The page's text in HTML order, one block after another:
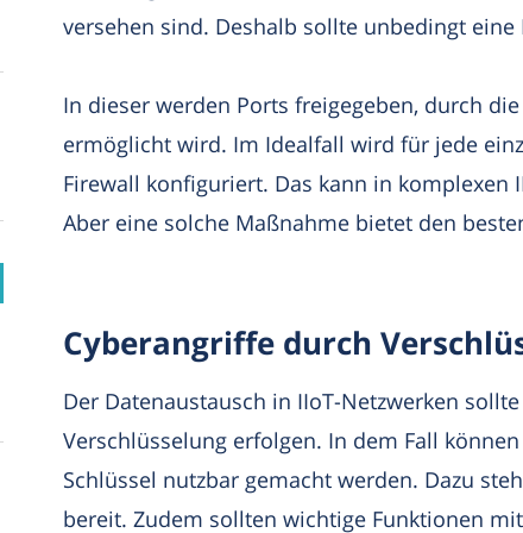
versehen sind. Deshalb sollte unbedingt
In dieser werden Ports freigegeben, durch
ermöglicht wird. Im Idealfall wird für jede
Firewall konfiguriert. Das kann in komplexen
Aber eine solche Maßnahme bietet den
Cyberangriffe durch
Der Datenaustausch in IIoT-Netzwerken
Verschlüsselung erfolgen. In dem Fall
Schlüssel nutzbar gemacht werden. Dazu
bereit. Zudem sollten wichtige Funktionen